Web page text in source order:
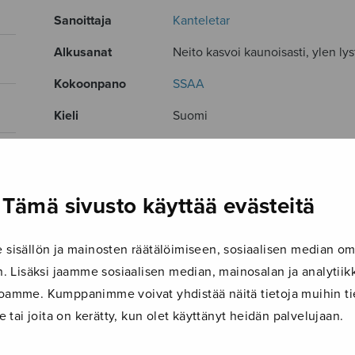
Tämä sivusto käyttää evästeitä
sisällön ja mainosten räätälöimiseen, sosiaalisen median
Lisäksi jaamme sosiaalisen median, mainosalan ja
Kumppanimme voivat yhdistää näitä tietoja muihin
tai joita on kerätty, kun olet käyttänyt heidän palvelujaan.
Sanoittaja
Kanteletar
Alkusanat
Neito kasvoi kaunoisasti, ylen
Kokoonpano
SSAA
Kieli
Suomi
Osastot
Diskanttikuoro
Tuotetunnus
S0861
Sivumäärä
4
TUTUSTU MYÖS